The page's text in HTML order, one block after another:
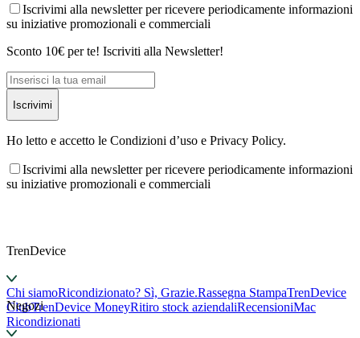
Iscrivimi alla newsletter per ricevere periodicamente informazioni
su iniziative promozionali e commerciali
Sconto 10€ per te! Iscriviti alla Newsletter!
Iscrivimi
Ho letto e accetto le Condizioni d’uso e Privacy Policy.
Iscrivimi alla newsletter per ricevere periodicamente informazioni
su iniziative promozionali e commerciali
TrenDevice
Chi siamoRicondizionato? Sì, Grazie.Rassegna StampaTrenDevice
ClubTrenDevice MoneyRitiro stock aziendaliRecensioniMac
Ricondizionati
Negozi